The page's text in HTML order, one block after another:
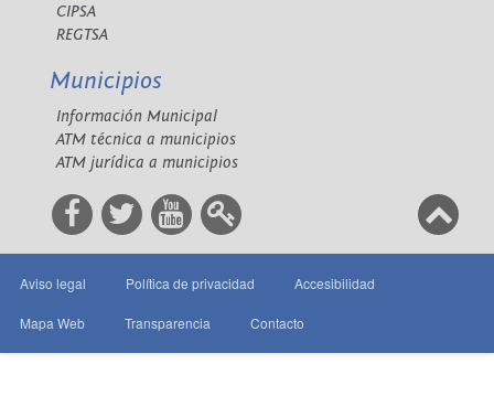
CIPSA
REGTSA
Municipios
Información Municipal
ATM técnica a municipios
ATM jurídica a municipios
Aviso legal Política de privacidad Accesibilidad
Mapa Web Transparencia Contacto